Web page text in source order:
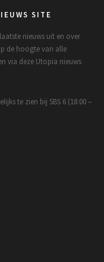
SITE
nieuws uit en over
de hoogte van alle
via deze Utopia nieuws
te zien bij SBS 6 (18:00 –